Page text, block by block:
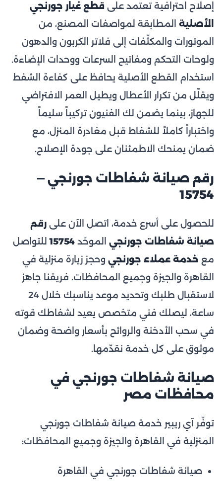
إصلاح احترافية تعتمد على قطع غيار جورنجي
الأصلية المطابقة لمواصفات المصنع، من
الموتورات والمكثّفات إلى فلاتر الكربون والدهون
ولوحات التحكم ومفاتيح السرعات ووحدات الإضاءة.
استخدام القطع الأصلية يحافظ على كفاءة الشفط
ويقلّل من تكرار الأعطال ويطيل العمر الافتراضي
للجهاز، بينما يضمن لك الفنيون تركيباً سليماً
واختباراً كاملاً للشفاط قبل مغادرة المنزل، مع
ضمان يمنحك الاطمئنان على جودة الإصلاح.
رقم صيانة شفاطات جورنجي —
15754
للحصول على أسرع خدمة، اتصل الآن على رقم
صيانة شفاطات جورنجي الموحّد 15754للتواصل
مع خدمة عملاء جورنجي وحجز زيارة منزلية في
القاهرة والجيزة وجميع المحافظات. فريقنا جاهز
لاستقبال طلبك وتحديد موعد يناسبك خلال 24
ساعة، ليصلك فني متخصص يعيد لشفاطك قوته
في سحب الأدخنة والروائح بأسعار واضحة وضمان
موثوق على كل خدمة نقدّمها.
صيانة شفاطات جورنجي في
محافظات مصر
توفّر آي ريبير خدمة صيانة شفاطات جورنجي
المنزلية في القاهرة والجيزة وجميع المحافظات:
صيانة شفاطات جورنجي في القاهرة